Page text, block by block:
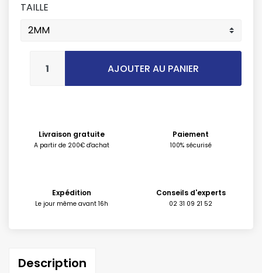
TAILLE
AJOUTER AU PANIER
Livraison gratuite
A partir de 200€ d'achat
Paiement
100% sécurisé
Expédition
Le jour même avant 16h
Conseils d'experts
02 31 09 21 52
Description